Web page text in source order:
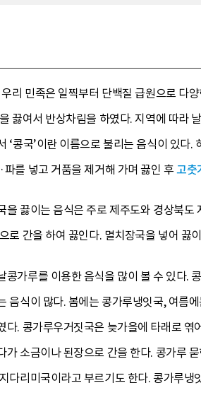
리 민족은 일찍부터 단백질 급원으로 다
끓여서 반상차림을 하였다. 지역에 따라
‘콩국’이란 이름으로 불리는 음식이 있
파를 넣고 거품을 제거해 가며 끓인 후고춧
을 끓이는 음식은 주로 제주도와 경상북
로 간을 하여 끓인다. 멸치장국을 넣어 끓
콩가루를 이용한 음식을 많이 볼 수 있다.
음식이 많다. 봄에는 콩가루냉잇국, 여름
다. 콩가루우거짓국은 늦가을에 타래로
가 소금이나 된장으로 간을 한다. 콩가루
다리미국이라고 부르기도 한다. 콩가루